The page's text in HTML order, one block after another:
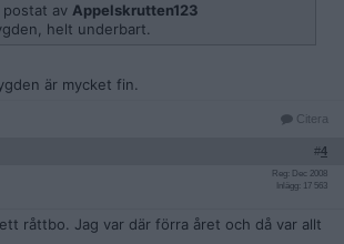
av Appelskrutten123
helt underbart.
är mycket fin.
Citera
#4
Reg: Dec 2008
Inlägg: 17 563
råttbo. Jag var där förra året och då var allt